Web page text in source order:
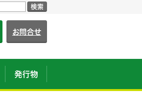
検索
お問合せ
発行物